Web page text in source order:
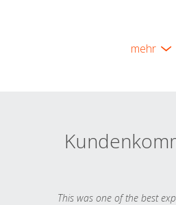
mehr
This was one of the best